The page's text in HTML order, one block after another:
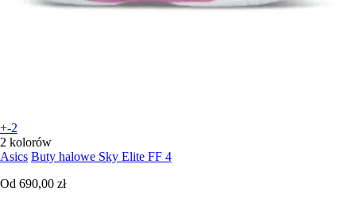
+-2
2 kolorów
Asics Buty halowe Sky Elite FF 4
Od 690,00 zł